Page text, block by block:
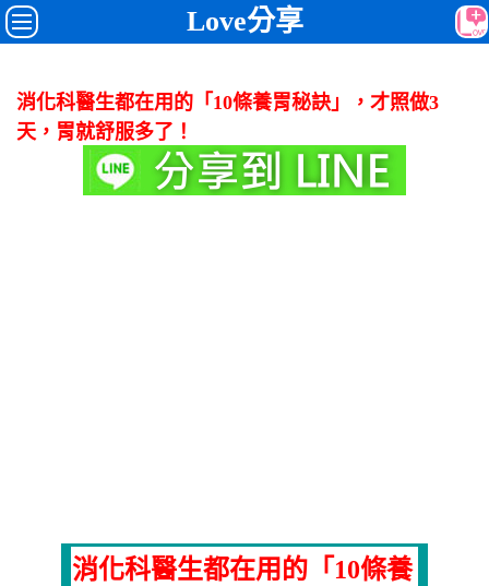
Love分享
消化科醫生都在用的「10條養胃秘訣」，才照做3
天，胃就舒服多了！
消化科醫生都在用的「10條養